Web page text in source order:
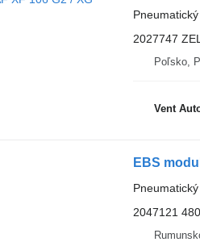
2027747
Poľsko,
Vent
EBS
2047121